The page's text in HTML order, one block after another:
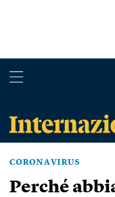
CORONAVIRUS
Perché